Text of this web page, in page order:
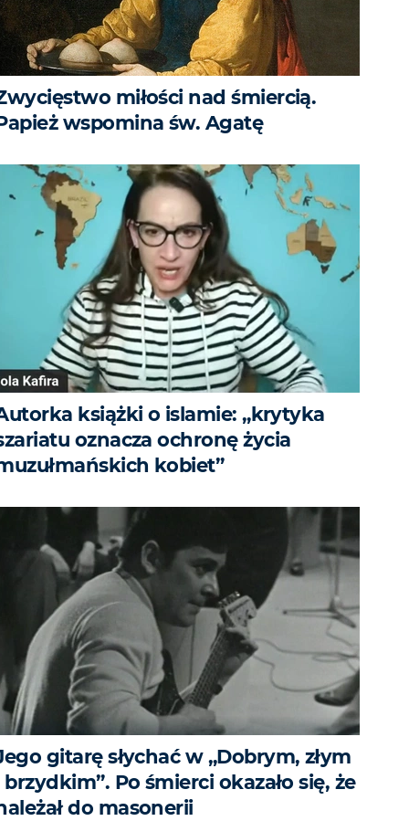
miłości nad śmiercią.
wspomina św. Agatę
książki o islamie: „krytyka
oznacza ochronę życia
kobiet”
gitarę słychać w „Dobrym, złym
brzydkim”. Po śmierci okazało się, że
do masonerii